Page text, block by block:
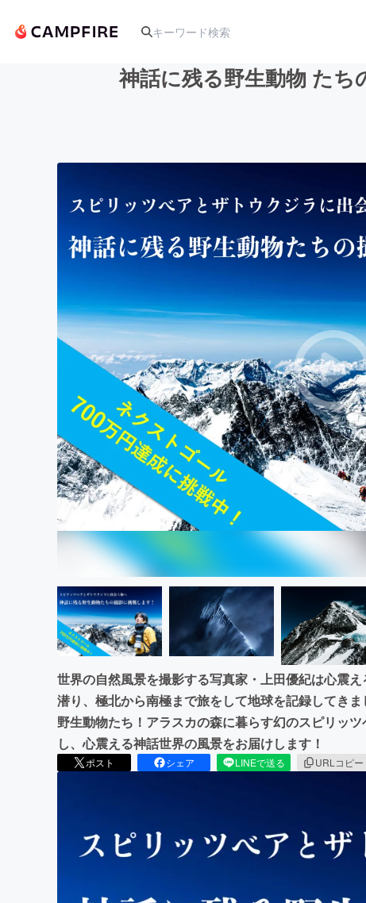
アート・写真
テクノロジー・ガジェット
ビジネス・起業
まちづくり・地域活性化
神話に残る野生動物 たち
世界の自然風景を撮影する写真家・上田優紀は心震
潜り、極北から南極まで旅をして地球を記録してき
野生動物たち！アラスカの森に暮らす幻のスピリッ
し、心震える神話世界の風景をお届けします！
ポスト シェア LINEで送る URLコピー